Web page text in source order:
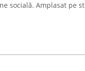
socială. Amplasat pe